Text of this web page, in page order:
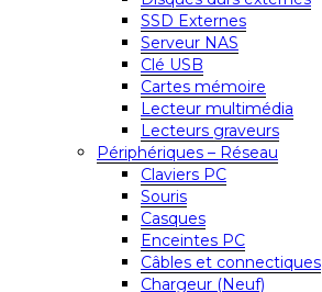
SSD Externes
Serveur NAS
Clé USB
Cartes mémoire
Lecteur multimédia
Lecteurs graveurs
Périphériques – Réseau
Claviers PC
Souris
Casques
Enceintes PC
Câbles et connectiques
Chargeur (Neuf)